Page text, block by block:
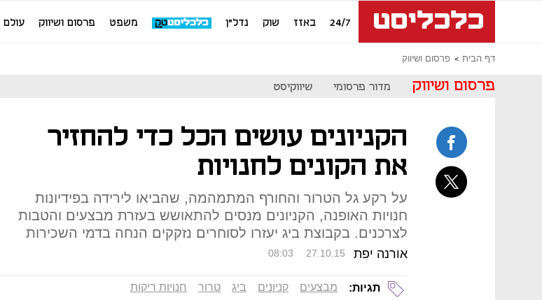
24/7 באזז שוק נדל"ן משפט פרסום ושיווק עולם
דף הבית פרסום ושיווק
פרסום ושיווק מדור פרסומי שיווקיסט
הקניונים עושים הכל כדי להחזיר
את הקונים לחנויות
על רקע גל הטרור והחורף המתמהמה, שהביאו לירידה בפידיונות
חנויות האופנה, הקניונים מנסים להתאושש בעזרת מבצעים והטבות
לצרכנים. בקבוצת ביג יעזרו לסוחרים נזקקים הנחה בדמי השכירות
אורנה יפת 08:03 27.10.15
תגיות: מבצעים קניונים ביג טרור חנויות ריקות